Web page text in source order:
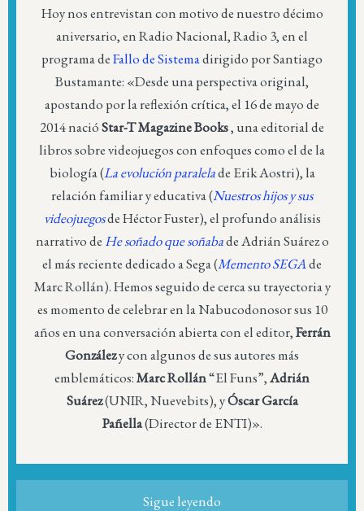
Hoy nos entrevistan con motivo de nuestro décimo
aniversario, en Radio Nacional, Radio 3, en el
programa deFallo de Sistemadirigido por Santiago
Bustamante: «Desde una perspectiva original,
apostando por la reflexión crítica, el 16 de mayo de
2014 nacióStar-T Magazine Books, una editorial de
libros sobre videojuegos con enfoques como el de la
biología (La evolución paralelade Erik Aostri), la
relación familiar y educativa (Nuestros hijos y sus
videojuegosde Héctor Fuster), el profundo análisis
narrativo de He soñado que soñabade Adrián Suárez o
el más reciente dedicado a Sega (Memento SEGAde
Marc Rollán). Hemos seguido de cerca su trayectoria y
es momento de celebrar en la Nabucodonosor sus 10
años en una conversación abierta con el editor,Ferrán
Gonzálezy con algunos de sus autores más
emblemáticos:Marc Rollán“El Funs”,Adrián
Suárez(UNIR, Nuevebits), yÓscar García
Pañella(Director de ENTI)».
Sigue leyendo